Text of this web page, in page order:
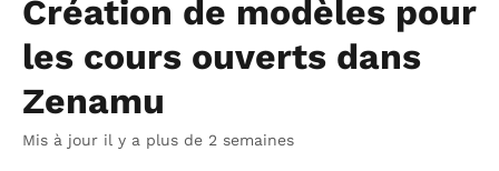
Création de modèles pour
les cours ouverts dans
Zenamu
Mis à jour il y a plus de 2 semaines